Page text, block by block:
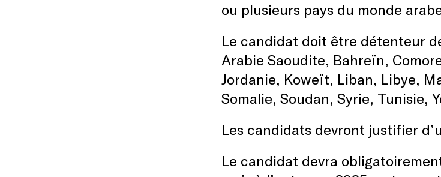
ou plusieurs pays du monde
Le candidat doit être détenteur
Arabie Saoudite, Bahreïn,
Jordanie, Koweït, Liban, Libye,
Somalie, Soudan, Syrie, Tunisie,
Les candidats devront justifier
Le candidat devra